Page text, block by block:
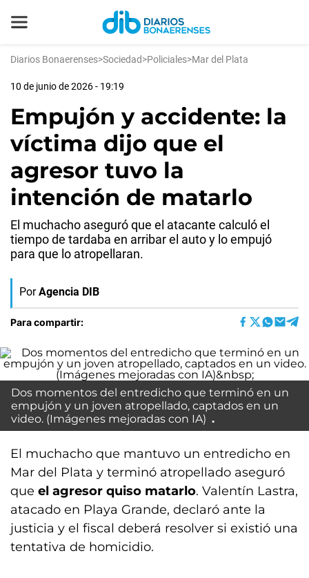
Diarios Bonaerenses>Sociedad>Policiales>Mar del Plata
10 de junio de 2026 - 19:19
Empujón y accidente: la
víctima dijo que el
agresor tuvo la
intención de matarlo
El muchacho aseguró que el atacante calculó el
tiempo de tardaba en arribar el auto y lo empujó
para que lo atropellaran.
Por Agencia DIB
Para compartir:
Dos momentos del entredicho que terminó en un
empujón y un joven atropellado, captados en un
video. (Imágenes mejoradas con IA)
El muchacho que mantuvo un entredicho en
Mar del Plata y terminó atropellado aseguró
que el agresor quiso matarlo. Valentín Lastra,
atacado en Playa Grande, declaró ante la
justicia y el fiscal deberá resolver si existió una
tentativa de homicidio.